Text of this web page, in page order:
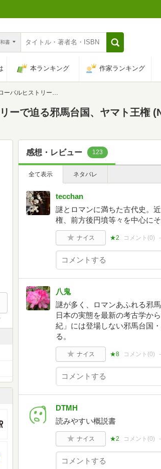
書
本ランキング 作家ランキング
る邪馬台国、ヤマト王権 (NHK出版新書 735)
ーで迫る邪馬台国、ヤマト王権
感想・レビュー 123
全て表示 ネタバレ
tecchan
謎とロマンに満ちた古代史。
権、前方後円墳等々を中心にそ
ナイス ★2 コメント(0)
八鬼
謎が多く、ロマンあふれる邪
日本の実態を最新の考古学か
紀」には登場しない邪馬台国
る。
ナイス ★8 コメント(0)
DTMH
読みやすい概説書
ナイス ★2 コメント(0)